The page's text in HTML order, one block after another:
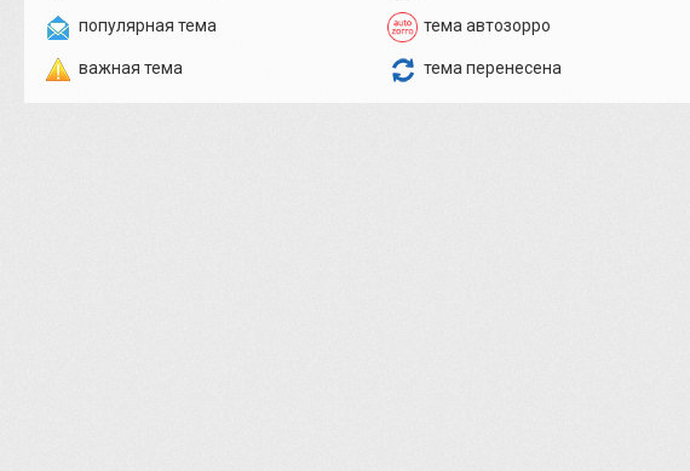
популярная тема
важная тема
тема автозорро
тема перенесена